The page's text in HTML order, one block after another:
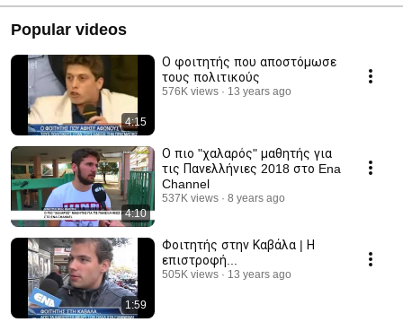
Popular videos
4:15
Ο φοιτητής που αποστόμωσε
τους πολιτικούς
576K views 13 years ago
4:10
Ο πιο "χαλαρός" μαθητής για
τις Πανελλήνιες 2018 στο Ena
Channel
537K views 8 years ago
1:59
Φοιτητής στην Καβάλα | Η
επιστροφή...
505K views 13 years ago